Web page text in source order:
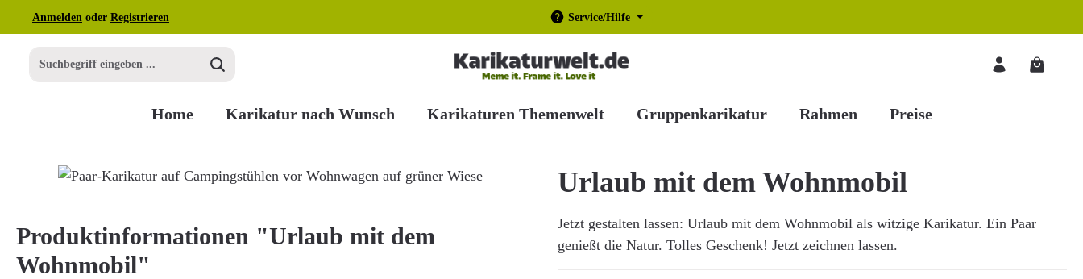
Hauptinhalt springen
Zur Suche springen
Zur Hauptnavigation springen
Anmelden oder Registrieren Service/Hilfe
Home Karikatur nach Wunsch Karikaturen Themenwelt Gruppenkarikatur Rahmen Preise
Bildergalerie überspringen Urlaub mit dem Wohnmobil
Jetzt gestalten lassen: Urlaub mit dem Wohnmobil als witzige Karikatur. Ein Paar
genießt die Natur. Tolles Geschenk! Jetzt zeichnen lassen.
Produktinformationen "Urlaub mit dem
Wohnmobil"